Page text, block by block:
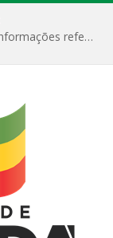
Relatórios Detalhados contendo todas as informações referentes a execução de recursos destinados ao fomento de projetos culturais no Município de Jacundá entre os anos de 2022 ao presente ano de 2026.